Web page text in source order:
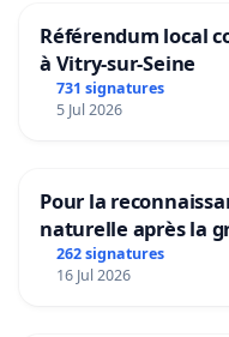
Référendum local
à Vitry-sur-Seine
731 signatures
5 Jul 2026
Pour la
naturelle après la
Aubenas et ses
262 signatures
16 Jul 2026